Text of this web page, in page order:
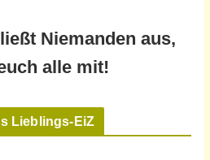
Niemanden aus,
alle mit!
Lieblings-EiZ